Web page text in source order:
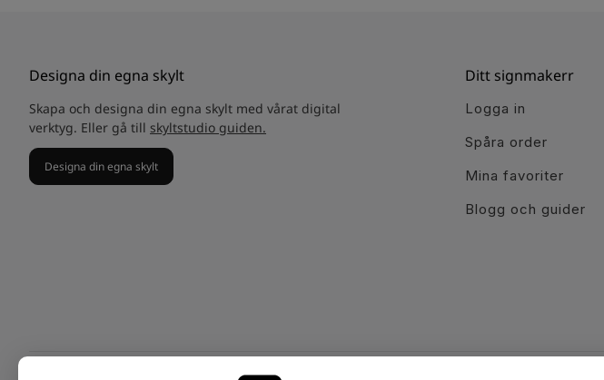
Designa din egna skylt
Skapa och designa din egna skylt med vårat digital
verktyg. Eller gå till skyltstudio guiden.
Designa din egna skylt
Ditt signmakerr
Logga in
Spåra order
Mina favoriter
Blogg och guider